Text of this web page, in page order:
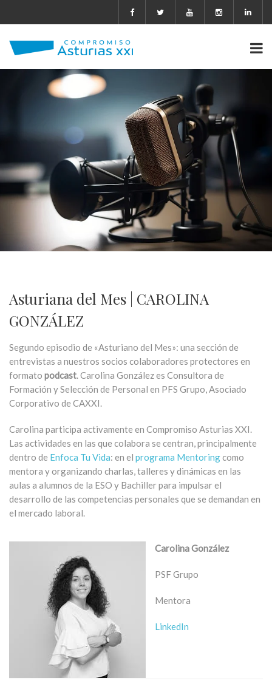
Asturiana del Mes | CAROLINA
GONZÁLEZ
Segundo episodio de «Asturiano del Mes»: una sección de
entrevistas a nuestros socios colaboradores protectores en
formato podcast. Carolina González es Consultora de
Formación y Selección de Personal en PFS Grupo, Asociado
Corporativo de CAXXI.
Carolina participa activamente en Compromiso Asturias XXI.
Las actividades en las que colabora se centran, principalmente
dentro de Enfoca Tu Vida: en el programa Mentoringcomo
mentora y organizando charlas, talleres y dinámicas en las
aulas a alumnos de la ESO y Bachiller para impulsar el
desarrollo de las competencias personales que se demandan en
el mercado laboral.
Carolina González
PSF Grupo
Mentora
LinkedIn